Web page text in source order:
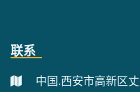
联系
中国.西安市高新区